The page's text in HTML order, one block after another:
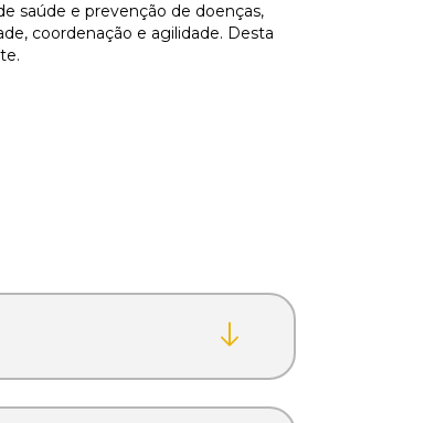
saúde e prevenção de doenças,
coordenação e agilidade. Desta